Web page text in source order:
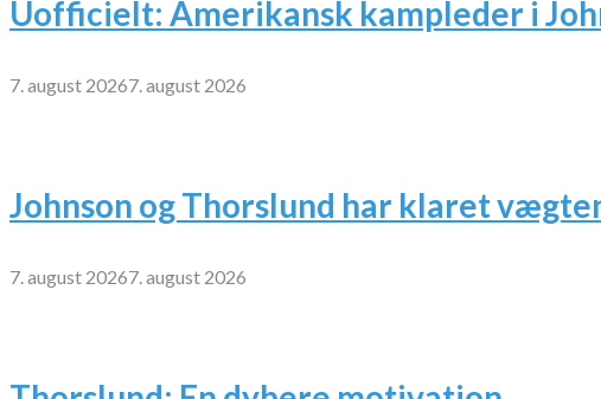
Uofficielt: Amerikansk kampleder i
7. august 20267. august 2026
Johnson og Thorslund har klaret
7. august 20267. august 2026